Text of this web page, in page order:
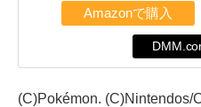
Amazonで購入
(C)Pokémon. (C)Nintendos/